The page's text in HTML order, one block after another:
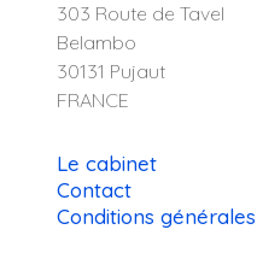
303 Route de Tavel
Belambo
30131 Pujaut
FRANCE
Le cabinet
Contact
Conditions